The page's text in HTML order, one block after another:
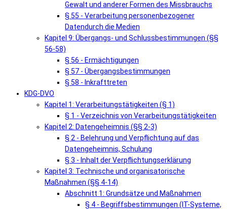
Gewalt und anderer Formen des Missbrauchs
§ 55 - Verarbeitung personenbezogener
Datendurch die Medien
Kapitel 9: Übergangs- und Schlussbestimmungen (§§
56-58)
§ 56 - Ermächtigungen
§ 57 - Übergangsbestimmungen
§ 58 - Inkrafttreten
KDG-DVO
Kapitel 1: Verarbeitungstätigkeiten (§ 1)
§ 1 - Verzeichnis von Verarbeitungstätigkeiten
Kapitel 2: Datengeheimnis (§§ 2-3)
§ 2 - Belehrung und Verpflichtung auf das
Datengeheimnis, Schulung
§ 3 - Inhalt der Verpflichtungserklärung
Kapitel 3: Technische und organisatorische
Maßnahmen (§§ 4-14)
Abschnitt 1: Grundsätze und Maßnahmen
§ 4 - Begriffsbestimmungen (IT-Systeme,